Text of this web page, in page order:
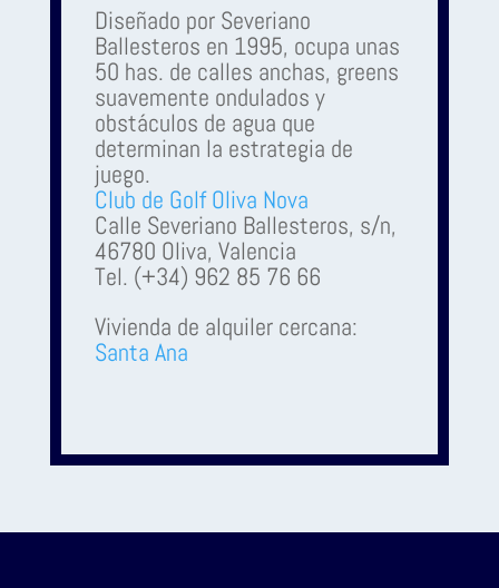
Diseñado por Severiano
Ballesteros en 1995, ocupa unas
50 has. de calles anchas, greens
suavemente ondulados y
obstáculos de agua que
determinan la estrategia de
juego.
Club de Golf Oliva Nova
Calle Severiano Ballesteros, s/n,
46780 Oliva, Valencia
Tel. (+34) 962 85 76 66
Vivienda de alquiler cercana:
Santa Ana